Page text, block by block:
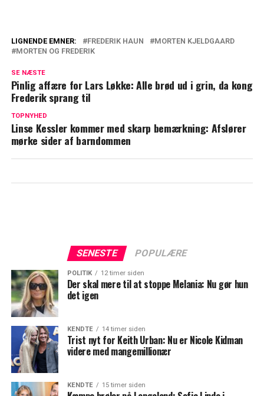
Kæmpe overraskelse til Frederik og
Frederik Haun åbner op: Det føles ikke
rigtigt
LIGNENDE EMNER: FREDERIK HAUN
MORTEN KJELDGAARD
MORTEN OG FREDERIK
SE NÆSTE
Pinlig affære for Lars Løkke: Alle brød ud i grin, da kong
Frederik sprang til
TOPNYHED
Linse Kessler kommer med skarp bemærkning: Afslører
mørke sider af barndommen
SENESTE POPULÆRE
POLITIK 12 timer siden
Der skal mere til at stoppe Melania: Nu gør hun
det igen
KENDTE 14 timer siden
Trist nyt for Keith Urban: Nu er Nicole Kidman
videre med mangemillionær
KENDTE 15 timer siden